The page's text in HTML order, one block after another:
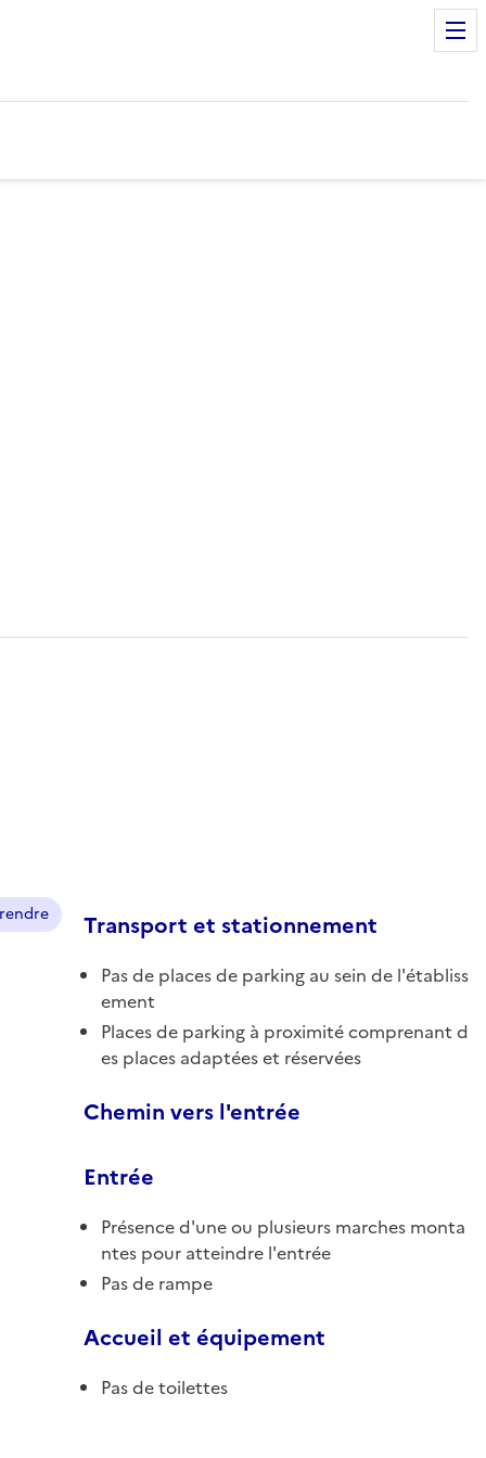
Transport et stationnement
Pas de places de parking au sein de l'établiss
ement
Places de parking à proximité comprenant d
es places adaptées et réservées
Chemin vers l'entrée
Entrée
Présence d'une ou plusieurs marches monta
ntes pour atteindre l'entrée
Pas de rampe
Accueil et équipement
Pas de toilettes